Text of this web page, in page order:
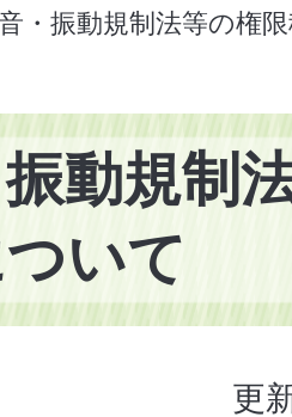
・振動規制法等の権
動規制
いて
更